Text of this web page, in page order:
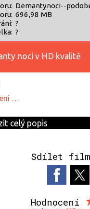
Demantynoci--
696,98 MB
?
?
noci v HD kvalitě
…
celý popis
Sdílet
Hodnocení